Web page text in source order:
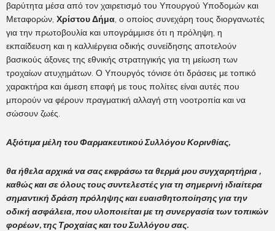
βαρύτητα μέσα από τον χαιρετισμό του Υπουργού Υποδομών και
Μεταφορών, Χρίστου Δήμα, ο οποίος συνεχάρη τους διοργανωτές
για την πρωτοβουλία και υπογράμμισε ότι η πρόληψη, η
εκπαίδευση και η καλλιέργεια οδικής συνείδησης αποτελούν
βασικούς άξονες της εθνικής στρατηγικής για τη μείωση των
τροχαίων ατυχημάτων. Ο Υπουργός τόνισε ότι δράσεις με τοπικό
χαρακτήρα και άμεση επαφή με τους πολίτες είναι αυτές που
μπορούν να φέρουν πραγματική αλλαγή στη νοοτροπία και να
σώσουν ζωές.
Αξιότιμα μέλη του Φαρμακευτικού Συλλόγου Κορινθίας,
θα ήθελα αρχικά να σας εκφράσω τα θερμά μου συγχαρητήρια ,
καθώς και σε όλους τους συντελεστές για τη σημερινή ιδιαίτερα
σημαντική δράση πρόληψης και ευαισθητοποίησης για την
οδική ασφάλεια, που υλοποιείται με τη συνεργασία των τοπικών
φορέων, της Τροχαίας και του Συλλόγου σας.